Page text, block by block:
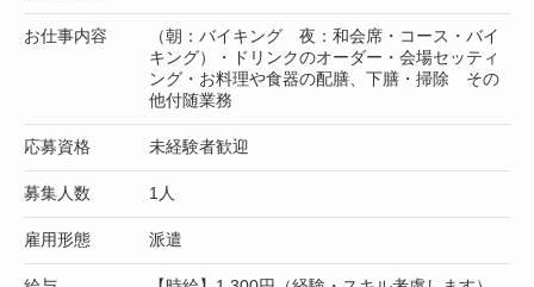
お仕事内容
（朝：バイキング 夜：和会席・コース・バイ
キング）・ドリンクのオーダー・会場セッティ
ング・お料理や食器の配膳、下膳・掃除 その
他付随業務
応募資格 未経験者歓迎
募集人数 1人
雇用形態 派遣